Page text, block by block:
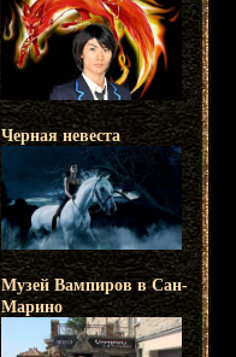
Черная невеста
Музей Вампиров в Сан-
Марино